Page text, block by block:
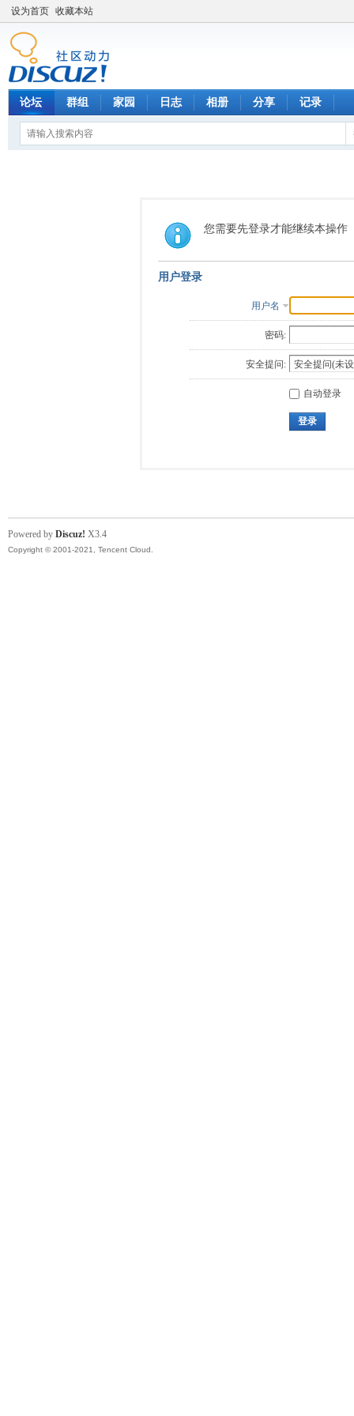
设为首页 收藏本站
论坛 群组 家园 日志 相册 分享 记录
您需要先登录才能继续本操作
用户登录
用户名
密码:
安全提问:
自动登录
登录
Powered by Discuz! X3.4
Copyright © 2001-2021, Tencent Cloud.